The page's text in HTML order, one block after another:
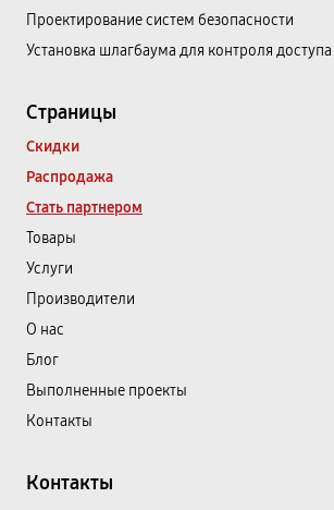
Проектирование систем безопасности
Установка шлагбаума для контроля
Страницы
Скидки
Распродажа
Стать партнером
Товары
Услуги
Производители
О нас
Блог
Выполненные проекты
Контакты
Контакты